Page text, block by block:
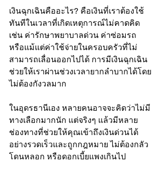
เงินฉุกเฉินคืออะไร? คือเงินที่เราต้องใช้
ทันทีในเวลาที่เกิดเหตุการณ์ไม่คาดคิด
เช่น ค่ารักษาพยาบาลด่วน ค่าซ่อมรถ
หรือแม้แต่ค่าใช้จ่ายในครอบครัวที่ไม่
สามารถเลื่อนออกไปได้ การมีเงินฉุกเฉิน
ช่วยให้เราผ่านช่วงเวลายากลำบากได้โดย
ไม่ต้องกังวลมาก
ในอุดรธานีเอง หลายคนอาจจะคิดว่าไม่มี
ทางเลือกมากนัก แต่จริงๆ แล้วมีหลาย
ช่องทางที่ช่วยให้คุณเข้าถึงเงินด่วนได้
อย่างรวดเร็วและถูกกฎหมาย ไม่ต้องกลัว
โดนหลอก หรือดอกเบี้ยแพงเกินไป